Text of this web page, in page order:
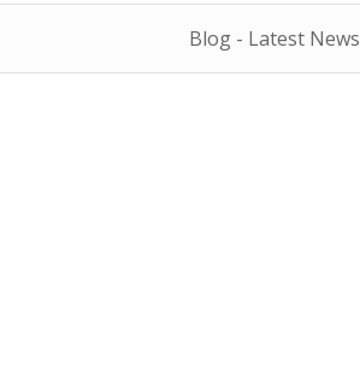
Blog - Latest News